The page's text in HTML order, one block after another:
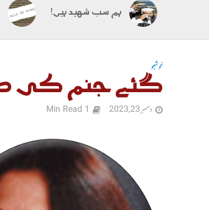
ہم سب شہید ہیں!
خوشبو
گئے جنم کی
دسمبر 23, 2023 1 Min Read